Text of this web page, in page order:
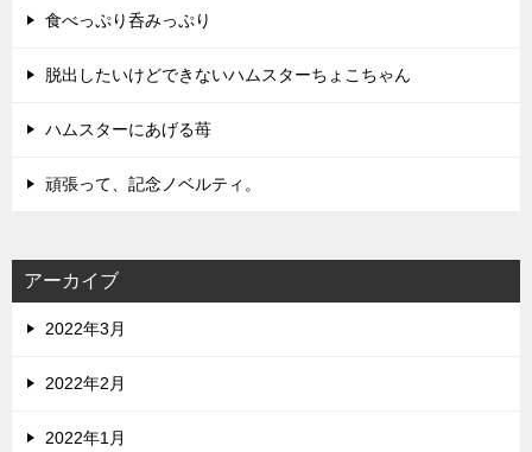
食べっぷり呑みっぷり
脱出したいけどできないハムスターちょこちゃん
ハムスターにあげる苺
頑張って、記念ノベルティ。
アーカイブ
2022年3月
2022年2月
2022年1月